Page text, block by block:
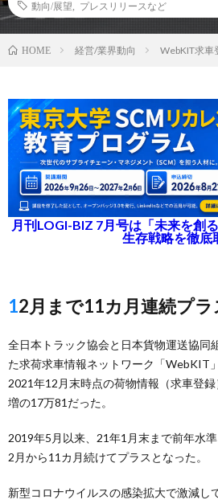
動向/展望
プレスリリースなど
HOME 経営/業界動向 WebKIT求車
月刊LOGI-BIZ 7月号は「未来を創
生存戦略を徹底
12月まで11カ月連続プラ
全日本トラック協会と日本貨物運送協同
た求荷求車情報ネットワーク「WebKIT
2021年12月末時点の荷物情報（求車登
増の17万81だった。
2019年5月以来、21年1月末まで前年水
2月から11カ月続けてプラスとなった。
新型コロナウイルスの感染拡大で激減し